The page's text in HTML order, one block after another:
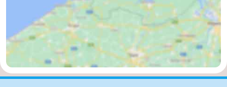
bos
Vlissingen
Middelburg
Zeeuws-
Vlaanderen
-